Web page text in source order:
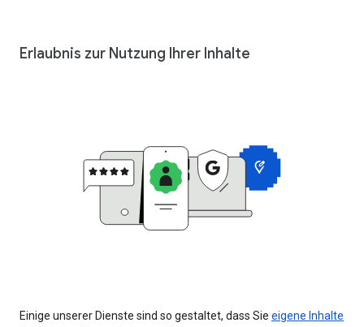
Erlaubnis zur Nutzung Ihrer Inhalte
Einige unserer Dienste sind so gestaltet, dass Sie eigene Inhalte